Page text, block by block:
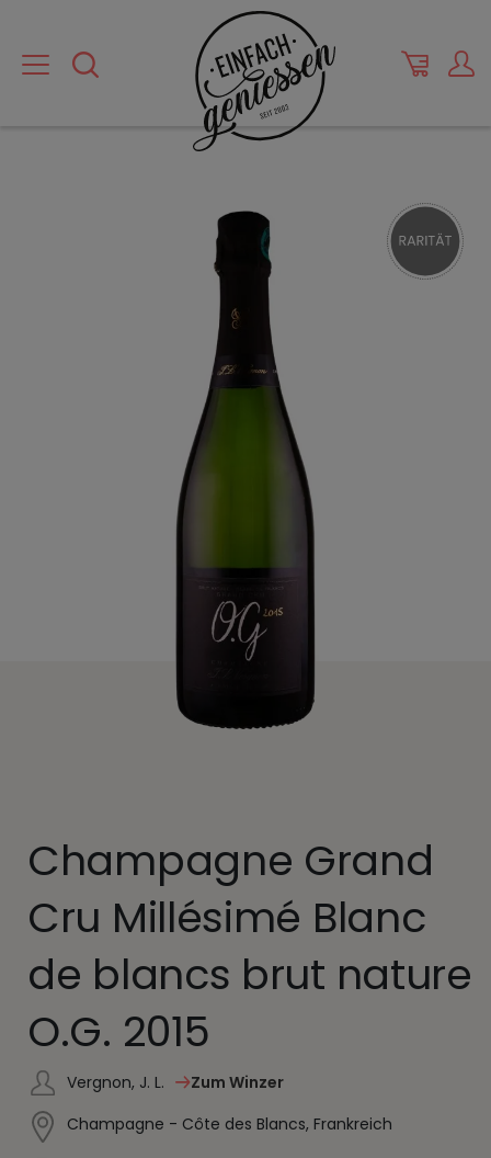
Champagne Grand
Cru Millésimé Blanc
de blancs brut nature
O.G. 2015
Vergnon, J. L.
Zum Winzer
Champagne - Côte des Blancs, Frankreich